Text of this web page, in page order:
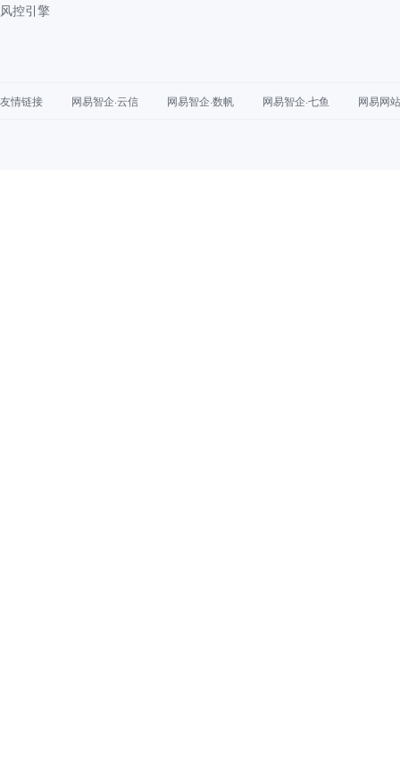
风控引擎
友情链接 网易智企·云信 网易智企·数帆 网易智企·七鱼 网易网